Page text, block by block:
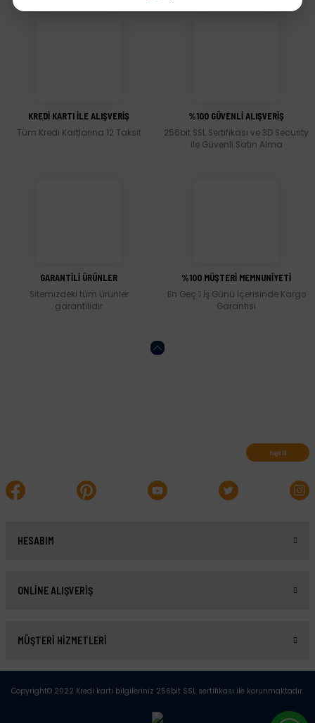
Bu ürünün fiyat bilgisi, resim, ürün açıklamalarında ve diğer konularda yetersiz
Ürün bilgilerinde hatalar bulunuyor.
Ürün fiyatı diğer sitelerden daha pahalı.
KREDİ KARTI İLE ALIŞVERİŞ
Tüm Kredi Kartlarına 12 Taksit
%100 GÜVENLİ ALIŞVERİŞ
256bit SSL Sertifikası ve 3D Security
ile Güvenli Satın Alma
GARANTİLİ ÜRÜNLER
Sitemizdeki tüm ürünler
garantilidir
%100 MÜŞTERİ MEMNUNİYETİ
En Geç 1 İş Günü İçerisinde Kargo
Garantisi
Kayıt Ol
HESABIM
ONLİNE ALIŞVERİŞ
MÜŞTERİ HİZMETLERİ
Copyright© 2022 Kredi kartı bilgileriniz 256bit SSL sertifikası ile korunmaktadır.